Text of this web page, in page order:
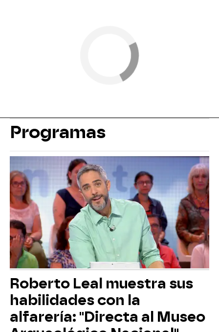
Programas
Roberto Leal muestra sus
habilidades con la
alfarería: "Directa al Museo